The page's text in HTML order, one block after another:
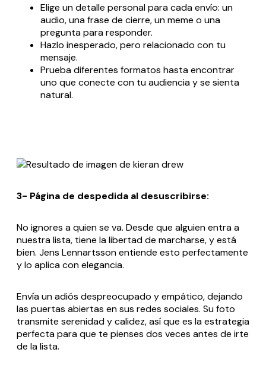
Elige un detalle personal para cada envío: un
audio, una frase de cierre, un meme o una
pregunta para responder.
Hazlo inesperado, pero relacionado con tu
mensaje.
Prueba diferentes formatos hasta encontrar
uno que conecte con tu audiencia y se sienta
natural.
3- Página de despedida al desuscribirse:
No ignores a quien se va. Desde que alguien entra a
nuestra lista, tiene la libertad de marcharse, y está
bien. Jens Lennartsson entiende esto perfectamente
y lo aplica con elegancia.
Envía un adiós despreocupado y empático, dejando
las puertas abiertas en sus redes sociales. Su foto
transmite serenidad y calidez, así que es la estrategia
perfecta para que te pienses dos veces antes de irte
de la lista.